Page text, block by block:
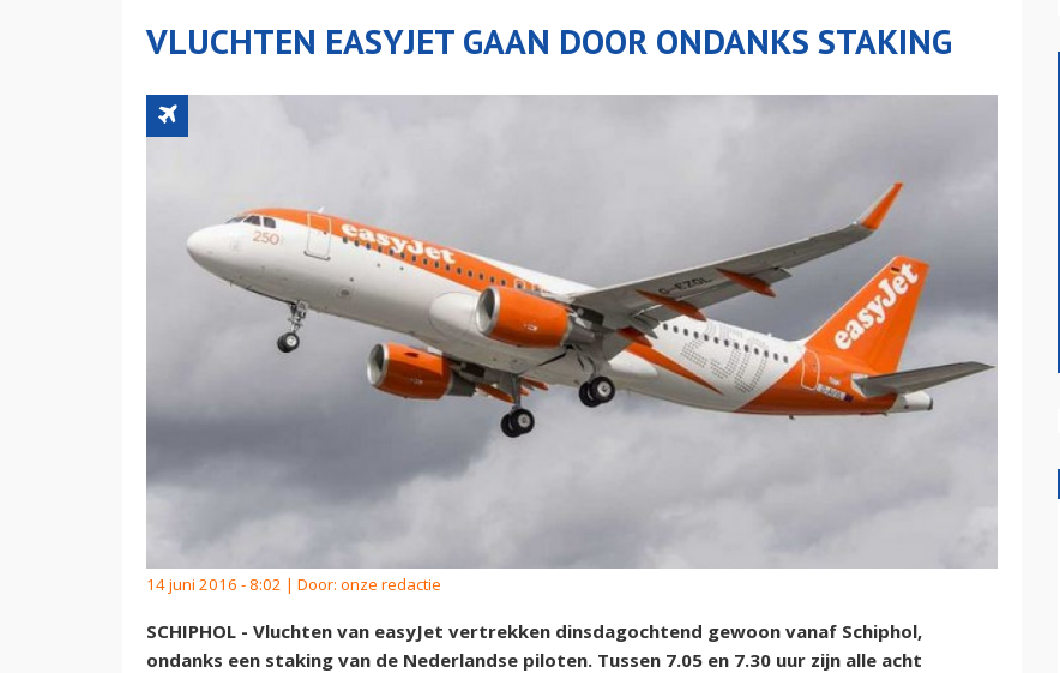
VLUCHTEN EASYJET GAAN DOOR ONDANKS STAKING
14 juni 2016 - 8:02 | Door: onze redactie
SCHIPHOL - Vluchten van easyJet vertrekken dinsdagochtend gewoon vanaf Schiphol,
ondanks een staking van de Nederlandse piloten. Tussen 7.05 en 7.30 uur zijn alle acht